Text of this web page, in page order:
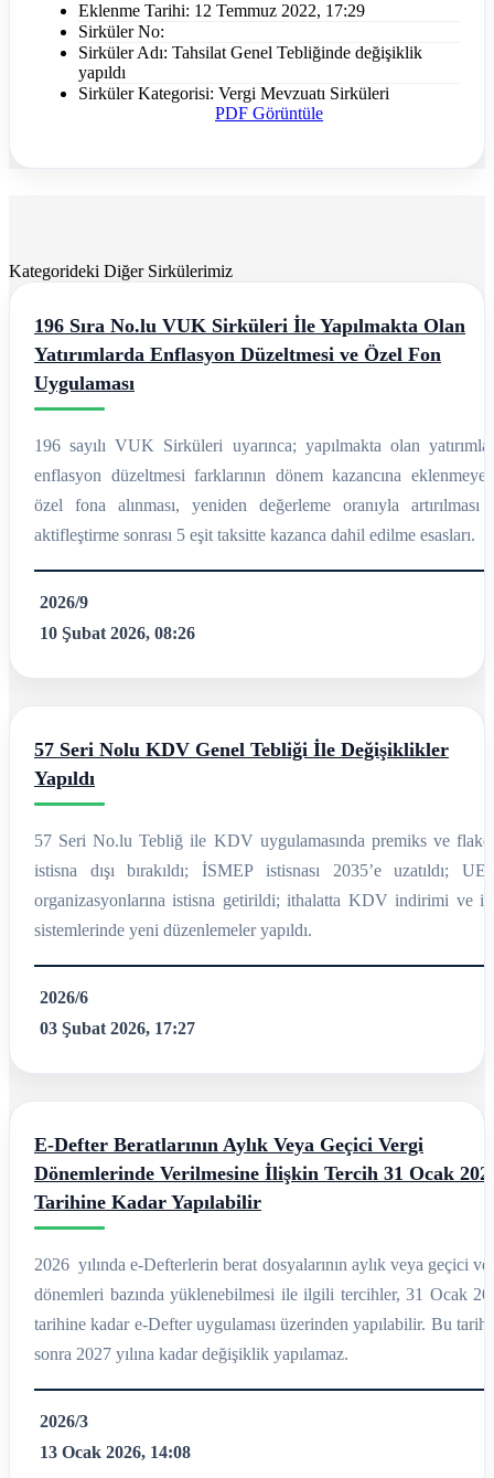
Eklenme Tarihi: 12 Temmuz 2022, 17:29
Sirküler No:
Sirküler Adı: Tahsilat Genel Tebliğinde değişiklik
yapıldı
Sirküler Kategorisi: Vergi Mevzuatı Sirküleri
PDF Görüntüle
Kategorideki Diğer Sirkülerimiz
196 Sıra No.lu VUK Sirküleri İle Yapılmakta Olan
Yatırımlarda Enflasyon Düzeltmesi ve Özel Fon
Uygulaması
196 sayılı VUK Sirküleri uyarınca; yapılmakta olan
enflasyon düzeltmesi farklarının dönem kazancına
özel fona alınması, yeniden değerleme oranıyla artırılması
aktifleştirme sonrası 5 eşit taksitte kazanca dahil edilme esasları.
2026/9
10 Şubat 2026, 08:26
57 Seri Nolu KDV Genel Tebliği İle Değişiklikler
Yapıldı
57 Seri No.lu Tebliğ ile KDV uygulamasında premiks ve
istisna dışı bırakıldı; İSMEP istisnası 2035’e uzatıldı;
organizasyonlarına istisna getirildi; ithalatta KDV indirimi ve
sistemlerinde yeni düzenlemeler yapıldı.
2026/6
03 Şubat 2026, 17:27
E-Defter Beratlarının Aylık Veya Geçici Vergi
Dönemlerinde Verilmesine İlişkin Tercih 31 Ocak
Tarihine Kadar Yapılabilir
2026 yılında e-Defterlerin berat dosyalarının aylık veya geçici
dönemleri bazında yüklenebilmesi ile ilgili tercihler, 31 Ocak
tarihine kadar e-Defter uygulaması üzerinden yapılabilir. Bu
sonra 2027 yılına kadar değişiklik yapılamaz.
2026/3
13 Ocak 2026, 14:08